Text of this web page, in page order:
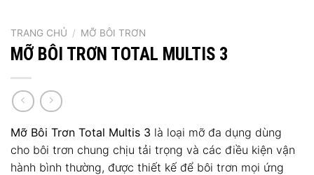
TRANG CHỦ / MỠ BÔI TRƠN
MỠ BÔI TRƠN TOTAL MULTIS 3
Mỡ Bôi Trơn Total Multis 3 là loại mỡ đa dụng dùng
cho bôi trơn chung chịu tải trọng và các điều kiện vận
hành bình thường, được thiết kế để bôi trơn mọi ứng